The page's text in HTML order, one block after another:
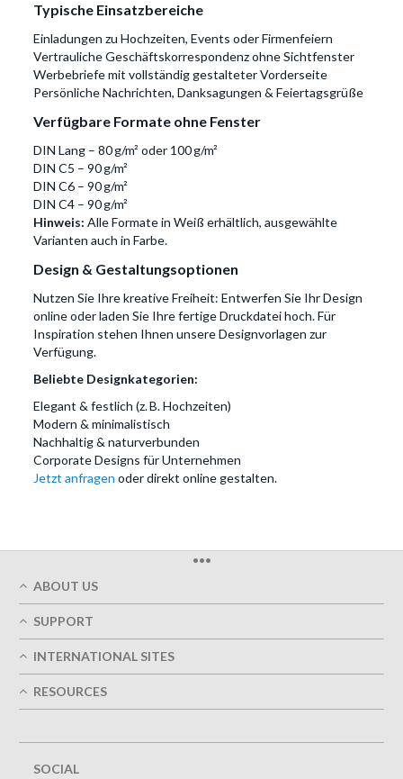
Typische Einsatzbereiche
Einladungen zu Hochzeiten, Events oder Firmenfeiern
Vertrauliche Geschäftskorrespondenz ohne Sichtfenster
Werbebriefe mit vollständig gestalteter Vorderseite
Persönliche Nachrichten, Danksagungen & Feiertagsgrüße
Verfügbare Formate ohne Fenster
DIN Lang – 80 g/m² oder 100 g/m²
DIN C5 – 90 g/m²
DIN C6 – 90 g/m²
DIN C4 – 90 g/m²
Hinweis: Alle Formate in Weiß erhältlich, ausgewählte
Varianten auch in Farbe.
Design & Gestaltungsoptionen
Nutzen Sie Ihre kreative Freiheit: Entwerfen Sie Ihr Design
online oder laden Sie Ihre fertige Druckdatei hoch. Für
Inspiration stehen Ihnen unsere Designvorlagen zur
Verfügung.
Beliebte Designkategorien:
Elegant & festlich (z. B. Hochzeiten)
Modern & minimalistisch
Nachhaltig & naturverbunden
Corporate Designs für Unternehmen
Jetzt anfragen oder direkt online gestalten.
•••
ABOUT US
On-Time Delivery
Green
Imprint
Terms of Service
SUPPORT
FAQ's
Contact Us
INTERNATIONAL SITES
Great Britain
Belgium
RESOURCES
SOCIAL